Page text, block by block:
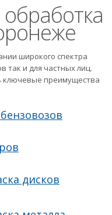
широкого спектра
так и для частных лиц.
ключевые преимущества
дисков